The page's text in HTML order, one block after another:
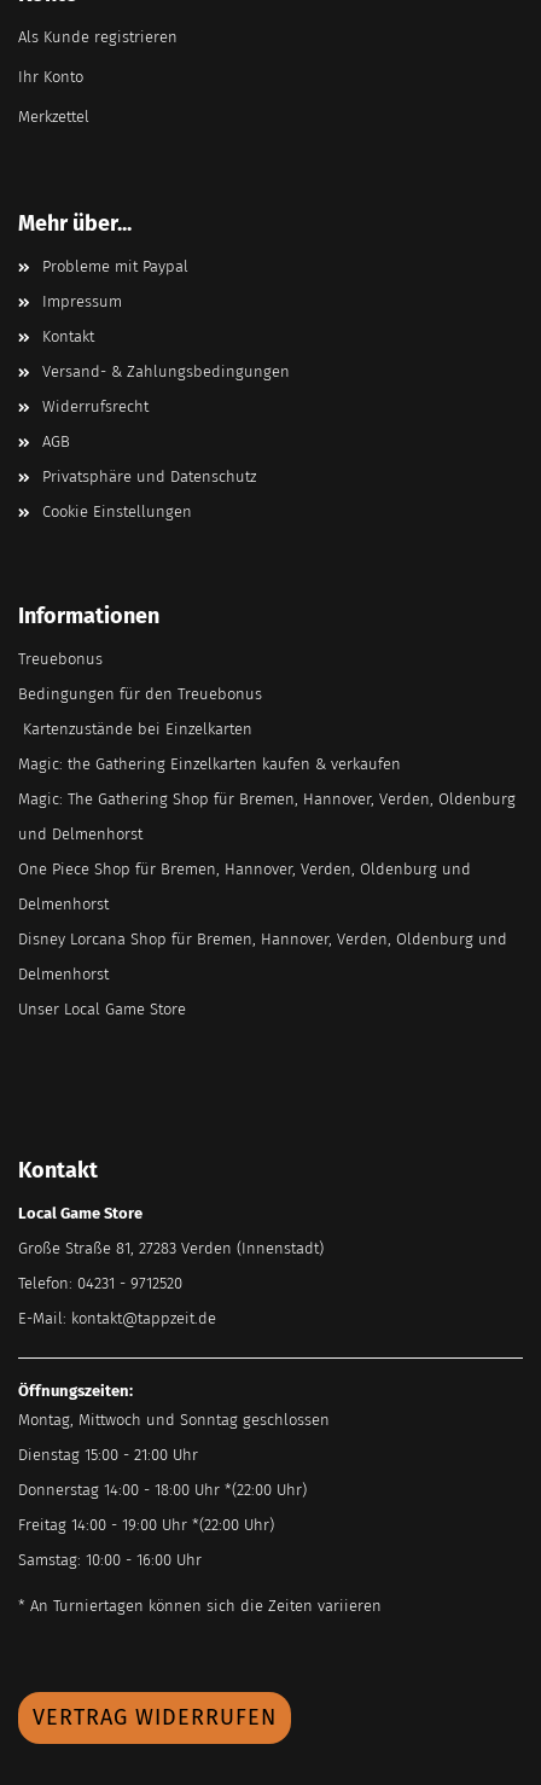
Als Kunde registrieren
Ihr Konto
Merkzettel
Mehr über...
Probleme mit Paypal
Impressum
Kontakt
Versand- & Zahlungsbedingungen
Widerrufsrecht
AGB
Privatsphäre und Datenschutz
Cookie Einstellungen
Informationen
Treuebonus
Bedingungen für den Treuebonus
Kartenzustände bei Einzelkarten
Magic: the Gathering Einzelkarten kaufen & verkaufen
Magic: The Gathering Shop für Bremen, Hannover, Verden, Oldenburg
und Delmenhorst
One Piece Shop für Bremen, Hannover, Verden, Oldenburg und
Delmenhorst
Disney Lorcana Shop für Bremen, Hannover, Verden, Oldenburg und
Delmenhorst
Unser Local Game Store
Kontakt
Local Game Store
Große Straße 81, 27283 Verden (Innenstadt)
Telefon: 04231 - 9712520
E-Mail: kontakt@tappzeit.de
Öffnungszeiten:
Montag, Mittwoch und Sonntag geschlossen
Dienstag 15:00 - 21:00 Uhr
Donnerstag 14:00 - 18:00 Uhr *(22:00 Uhr)
Freitag 14:00 - 19:00 Uhr *(22:00 Uhr)
Samstag: 10:00 - 16:00 Uhr
* An Turniertagen können sich die Zeiten variieren
VERTRAG WIDERRUFEN